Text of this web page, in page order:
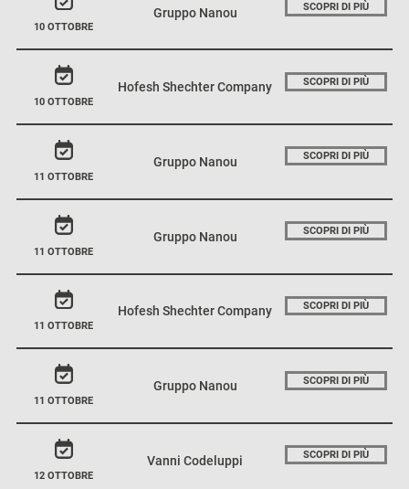
10 OTTOBRE
Gruppo Nanou SCOPRI DI PIÙ
10 OTTOBRE
Hofesh Shechter Company SCOPRI DI PIÙ
11 OTTOBRE
Gruppo Nanou SCOPRI DI PIÙ
11 OTTOBRE
Gruppo Nanou SCOPRI DI PIÙ
11 OTTOBRE
Hofesh Shechter Company SCOPRI DI PIÙ
11 OTTOBRE
Gruppo Nanou SCOPRI DI PIÙ
12 OTTOBRE
Vanni Codeluppi SCOPRI DI PIÙ